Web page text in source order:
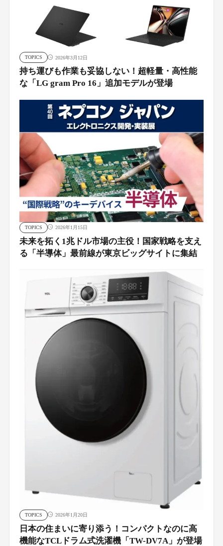
TOPICS 2026年3月12日
持ち運びも作業も妥協しない！超軽量・高性能
な「LG gram Pro 16」追加モデルが登場
TOPICS 2026年1月15日
未来を拓く1兆ドル市場の主役！国家戦略を支え
る「半導体」最前線が東京ビッグサイトに集結
TOPICS 2026年1月20日
日本の住まいに寄り添う！コンパクトなのに高
機能なTCLドラム式洗濯機「TW-DV7A」が登場